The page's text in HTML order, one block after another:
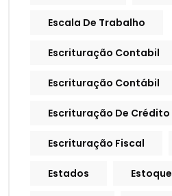
Escala De Trabalho
Escrituração Contabil
Escrituração Contábil
Escrituração De Crédito
Escrituração Fiscal
Estados Estoque